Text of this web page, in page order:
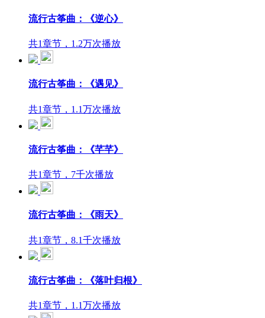
流行古筝曲：《逆心》
共1章节，1.2万次播放
流行古筝曲：《遇见》
共1章节，1.1万次播放
流行古筝曲：《芊芊》
共1章节，7千次播放
流行古筝曲：《雨天》
共1章节，8.1千次播放
流行古筝曲：《落叶归根》
共1章节，1.1万次播放